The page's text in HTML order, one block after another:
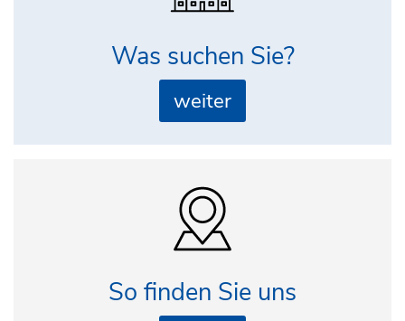
Was suchen Sie?
weiter
So finden Sie uns